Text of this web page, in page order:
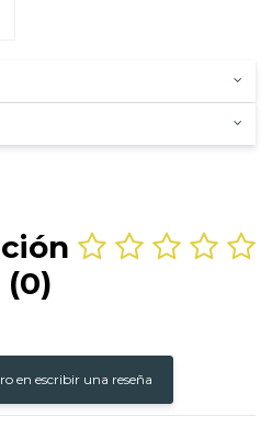
(0)
en escribir una reseña